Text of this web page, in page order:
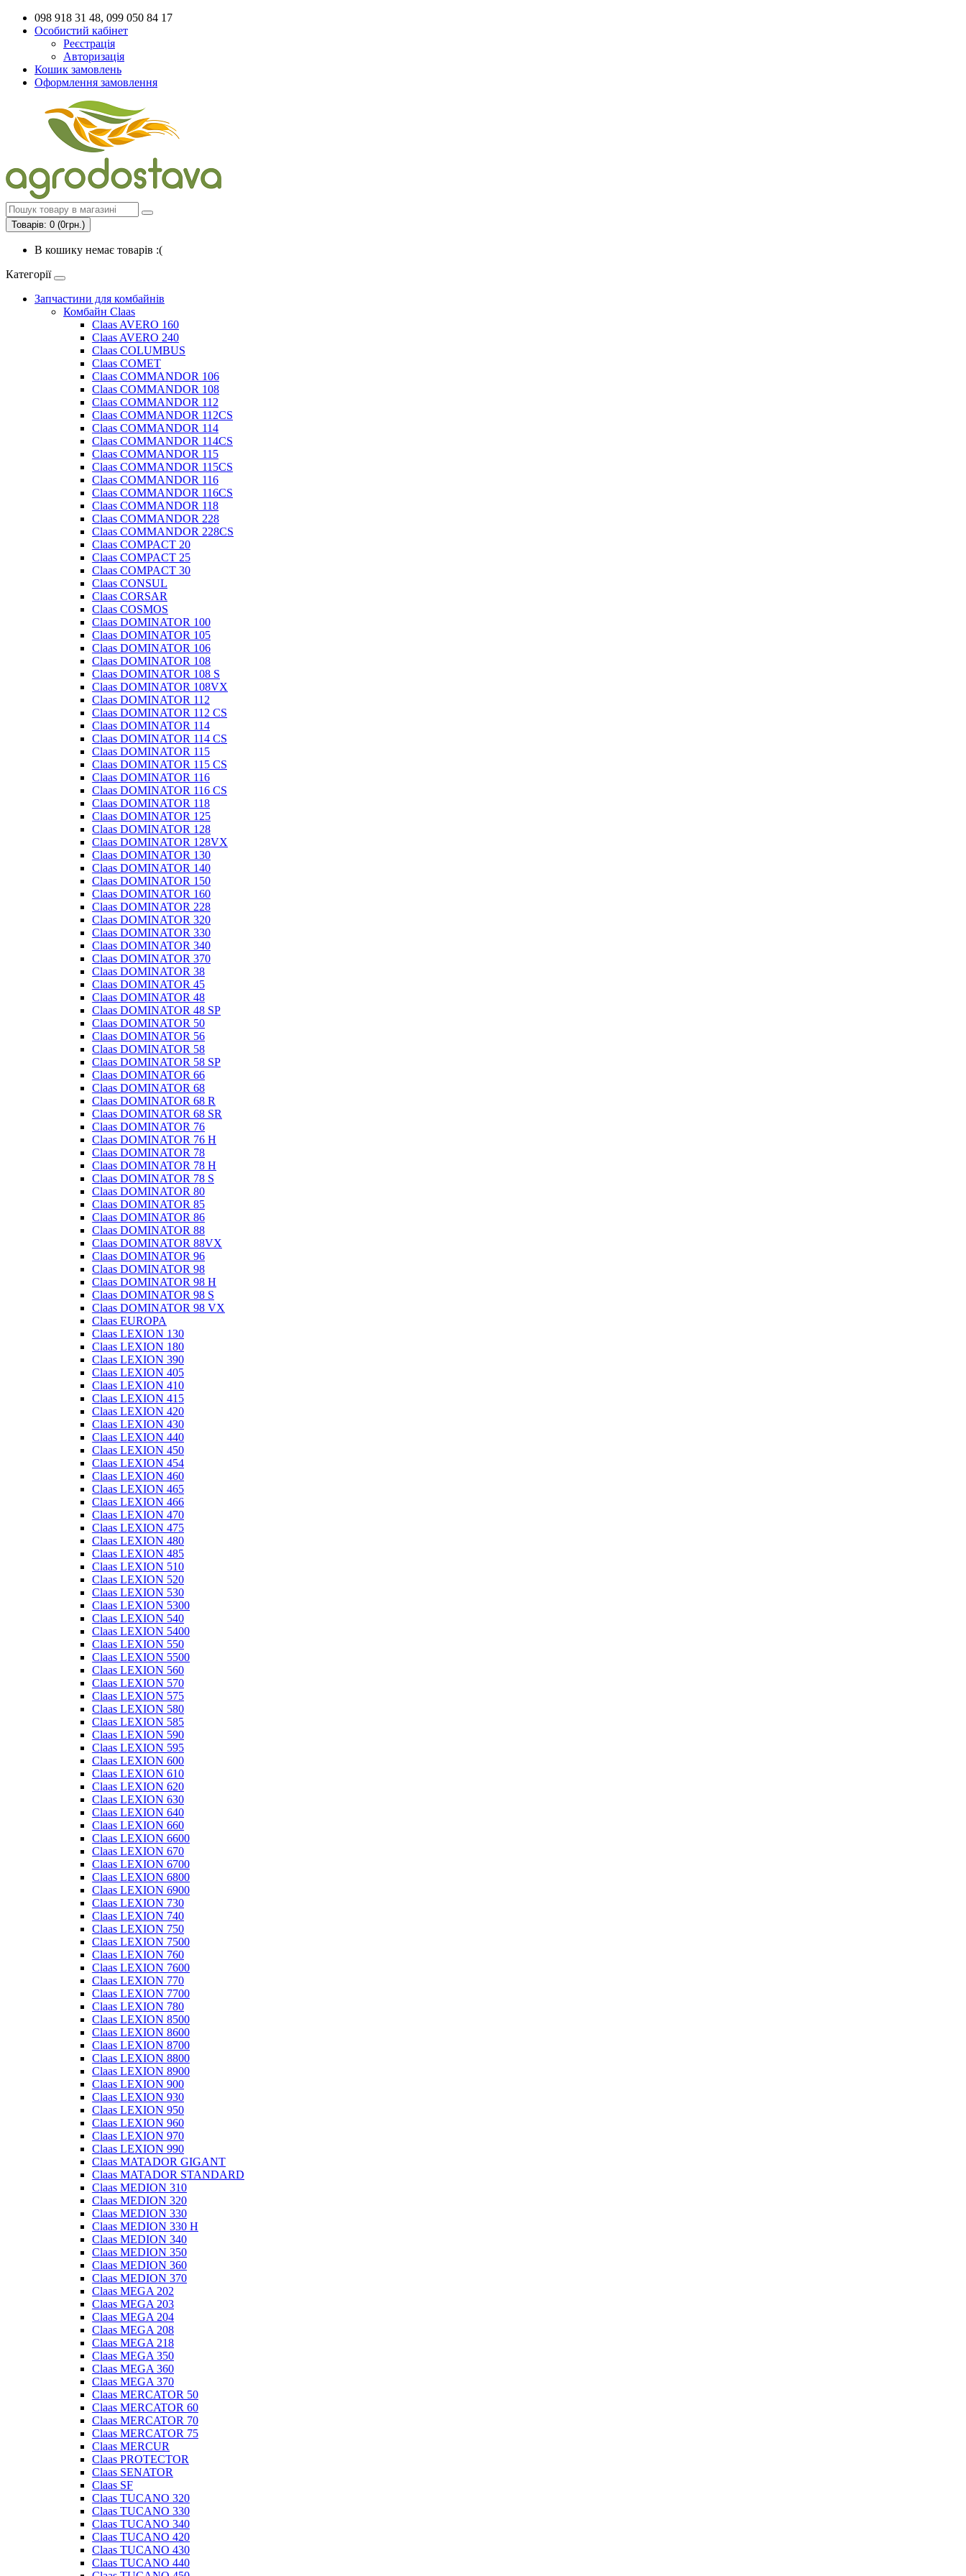
098 918 31 48, 099 050 84 17
Особистий кабінет
Реєстрація
Авторизація
Кошик замовлень
Оформлення замовлення
Товарів: 0 (0грн.)
В кошику немає товарів :(
Категорії
Запчастини для комбайнів
Комбайн Claas
Claas AVERO 160
Claas AVERO 240
Claas COLUMBUS
Claas COMET
Claas COMMANDOR 106
Claas COMMANDOR 108
Claas COMMANDOR 112
Claas COMMANDOR 112CS
Claas COMMANDOR 114
Claas COMMANDOR 114CS
Claas COMMANDOR 115
Claas COMMANDOR 115CS
Claas COMMANDOR 116
Claas COMMANDOR 116CS
Claas COMMANDOR 118
Claas COMMANDOR 228
Claas COMMANDOR 228CS
Claas COMPACT 20
Claas COMPACT 25
Claas COMPACT 30
Claas CONSUL
Claas CORSAR
Claas COSMOS
Claas DOMINATOR 100
Claas DOMINATOR 105
Claas DOMINATOR 106
Claas DOMINATOR 108
Claas DOMINATOR 108 S
Claas DOMINATOR 108VX
Claas DOMINATOR 112
Claas DOMINATOR 112 CS
Claas DOMINATOR 114
Claas DOMINATOR 114 CS
Claas DOMINATOR 115
Claas DOMINATOR 115 CS
Claas DOMINATOR 116
Claas DOMINATOR 116 CS
Claas DOMINATOR 118
Claas DOMINATOR 125
Claas DOMINATOR 128
Claas DOMINATOR 128VX
Claas DOMINATOR 130
Claas DOMINATOR 140
Claas DOMINATOR 150
Claas DOMINATOR 160
Claas DOMINATOR 228
Claas DOMINATOR 320
Claas DOMINATOR 330
Claas DOMINATOR 340
Claas DOMINATOR 370
Claas DOMINATOR 38
Claas DOMINATOR 45
Claas DOMINATOR 48
Claas DOMINATOR 48 SP
Claas DOMINATOR 50
Claas DOMINATOR 56
Claas DOMINATOR 58
Claas DOMINATOR 58 SP
Claas DOMINATOR 66
Claas DOMINATOR 68
Claas DOMINATOR 68 R
Claas DOMINATOR 68 SR
Claas DOMINATOR 76
Claas DOMINATOR 76 H
Claas DOMINATOR 78
Claas DOMINATOR 78 H
Claas DOMINATOR 78 S
Claas DOMINATOR 80
Claas DOMINATOR 85
Claas DOMINATOR 86
Claas DOMINATOR 88
Claas DOMINATOR 88VX
Claas DOMINATOR 96
Claas DOMINATOR 98
Claas DOMINATOR 98 H
Claas DOMINATOR 98 S
Claas DOMINATOR 98 VX
Claas EUROPA
Claas LEXION 130
Claas LEXION 180
Claas LEXION 390
Claas LEXION 405
Claas LEXION 410
Claas LEXION 415
Claas LEXION 420
Claas LEXION 430
Claas LEXION 440
Claas LEXION 450
Claas LEXION 454
Claas LEXION 460
Claas LEXION 465
Claas LEXION 466
Claas LEXION 470
Claas LEXION 475
Claas LEXION 480
Claas LEXION 485
Claas LEXION 510
Claas LEXION 520
Claas LEXION 530
Claas LEXION 5300
Claas LEXION 540
Claas LEXION 5400
Claas LEXION 550
Claas LEXION 5500
Claas LEXION 560
Claas LEXION 570
Claas LEXION 575
Claas LEXION 580
Claas LEXION 585
Claas LEXION 590
Claas LEXION 595
Claas LEXION 600
Claas LEXION 610
Claas LEXION 620
Claas LEXION 630
Claas LEXION 640
Claas LEXION 660
Claas LEXION 6600
Claas LEXION 670
Claas LEXION 6700
Claas LEXION 6800
Claas LEXION 6900
Claas LEXION 730
Claas LEXION 740
Claas LEXION 750
Claas LEXION 7500
Claas LEXION 760
Claas LEXION 7600
Claas LEXION 770
Claas LEXION 7700
Claas LEXION 780
Claas LEXION 8500
Claas LEXION 8600
Claas LEXION 8700
Claas LEXION 8800
Claas LEXION 8900
Claas LEXION 900
Claas LEXION 930
Claas LEXION 950
Claas LEXION 960
Claas LEXION 970
Claas LEXION 990
Claas MATADOR GIGANT
Claas MATADOR STANDARD
Claas MEDION 310
Claas MEDION 320
Claas MEDION 330
Claas MEDION 330 H
Claas MEDION 340
Claas MEDION 350
Claas MEDION 360
Claas MEDION 370
Claas MEGA 202
Claas MEGA 203
Claas MEGA 204
Claas MEGA 208
Claas MEGA 218
Claas MEGA 350
Claas MEGA 360
Claas MEGA 370
Claas MERCATOR 50
Claas MERCATOR 60
Claas MERCATOR 70
Claas MERCATOR 75
Claas MERCUR
Claas PROTECTOR
Claas SENATOR
Claas SF
Claas TUCANO 320
Claas TUCANO 330
Claas TUCANO 340
Claas TUCANO 420
Claas TUCANO 430
Claas TUCANO 440